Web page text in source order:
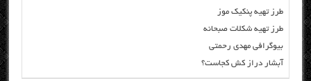
طرز تهیه پنکیک موز
طرز تهیه شکلات صبحانه
بیوگرافی مهدی رحمتی
آبشار دراز کش کجاست؟